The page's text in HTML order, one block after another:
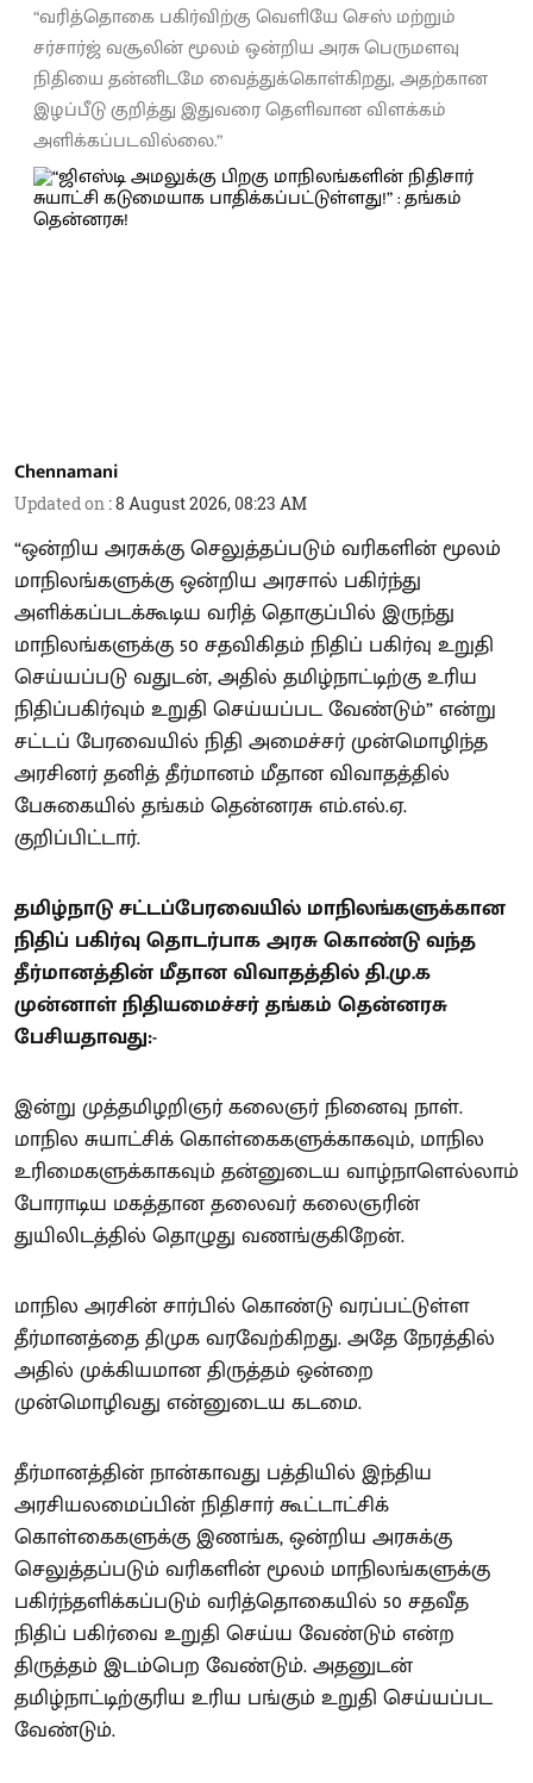
“வரித்தொகை பகிர்விற்கு வெளியே செஸ் மற்றும்
சர்சார்ஜ் வசூலின் மூலம் ஒன்றிய அரசு பெருமளவு
நிதியை தன்னிடமே வைத்துக்கொள்கிறது, அதற்கான
இழப்பீடு குறித்து இதுவரை தெளிவான விளக்கம்
அளிக்கப்படவில்லை.”
Chennamani
Updated on :8 August 2026, 08:23 AM
“ஒன்றிய அரசுக்கு செலுத்தப்படும் வரிகளின் மூலம்
மாநிலங்களுக்கு ஒன்றிய அரசால் பகிர்ந்து
அளிக்கப்படக்கூடிய வரித் தொகுப்பில் இருந்து
மாநிலங்களுக்கு 50 சதவிகிதம் நிதிப் பகிர்வு உறுதி
செய்யப்படு வதுடன், அதில் தமிழ்நாட்டிற்கு உரிய
நிதிப்பகிர்வும் உறுதி செய்யப்பட வேண்டும்” என்று
சட்டப் பேரவையில் நிதி அமைச்சர் முன்மொழிந்த
அரசினர் தனித் தீர்மானம் மீதான விவாதத்தில்
பேசுகையில் தங்கம் தென்னரசு எம்.எல்.ஏ.
குறிப்பிட்டார்.
தமிழ்நாடு சட்டப்பேரவையில் மாநிலங்களுக்கான
நிதிப் பகிர்வு தொடர்பாக அரசு கொண்டு வந்த
தீர்மானத்தின் மீதான விவாதத்தில் தி.மு.க
முன்னாள் நிதியமைச்சர் தங்கம் தென்னரசு
பேசியதாவது:-
இன்று முத்தமிழறிஞர் கலைஞர் நினைவு நாள்.
மாநில சுயாட்சிக் கொள்கைகளுக்காகவும், மாநில
உரிமைகளுக்காகவும் தன்னுடைய வாழ்நாளெல்லாம்
போராடிய மகத்தான தலைவர் கலைஞரின்
துயிலிடத்தில் தொழுது வணங்குகிறேன்.
மாநில அரசின் சார்பில் கொண்டு வரப்பட்டுள்ள
தீர்மானத்தை திமுக வரவேற்கிறது. அதே நேரத்தில்
அதில் முக்கியமான திருத்தம் ஒன்றை
முன்மொழிவது என்னுடைய கடமை.
தீர்மானத்தின் நான்காவது பத்தியில் இந்திய
அரசியலமைப்பின் நிதிசார் கூட்டாட்சிக்
கொள்கைகளுக்கு இணங்க, ஒன்றிய அரசுக்கு
செலுத்தப்படும் வரிகளின் மூலம் மாநிலங்களுக்கு
பகிர்ந்தளிக்கப்படும் வரித்தொகையில் 50 சதவீத
நிதிப் பகிர்வை உறுதி செய்ய வேண்டும் என்ற
திருத்தம் இடம்பெற வேண்டும். அதனுடன்
தமிழ்நாட்டிற்குரிய உரிய பங்கும் உறுதி செய்யப்பட
வேண்டும்.